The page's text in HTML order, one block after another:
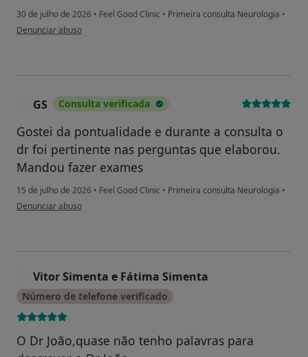
30 de julho de 2026 • Feel Good Clinic • Primeira consulta Neurologia •
na opinião do utilizador T.R
Denunciar abuso
GS Consulta verificada
Gostei da pontualidade e durante a consulta o
dr foi pertinente nas perguntas que elaborou.
Mandou fazer exames
15 de julho de 2026 • Feel Good Clinic • Primeira consulta Neurologia •
na opinião do utilizador GS
Denunciar abuso
Vitor Simenta e Fátima Simenta
Número de telefone verificado
O Dr João,quase não tenho palavras para